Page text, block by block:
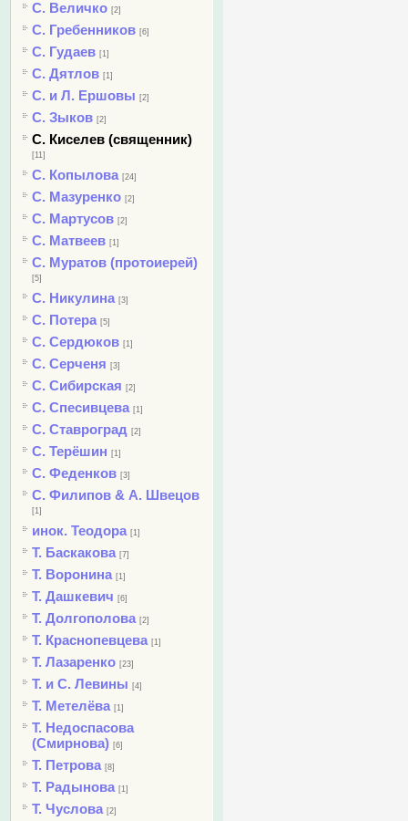
С. Величко [2]
С. Гребенников [6]
С. Гудаев [1]
С. Дятлов [1]
С. и Л. Ершовы [2]
С. Зыков [2]
С. Киселев (священник)
[11]
С. Копылова [24]
С. Мазуренко [2]
С. Мартусов [2]
С. Матвеев [1]
С. Муратов (протоиерей)
[5]
С. Никулина [3]
С. Потера [5]
С. Сердюков [1]
С. Серченя [3]
С. Сибирская [2]
С. Спесивцева [1]
С. Ставроград [2]
С. Терёшин [1]
С. Феденков [3]
С. Филипов & А. Швецов
[1]
инок. Теодора [1]
Т. Баскакова [7]
Т. Воронина [1]
Т. Дашкевич [6]
Т. Долгополова [2]
Т. Краснопевцева [1]
Т. Лазаренко [23]
Т. и С. Левины [4]
Т. Метелёва [1]
Т. Недоспасова
(Смирнова) [6]
Т. Петрова [8]
Т. Радынова [1]
Т. Чуслова [2]